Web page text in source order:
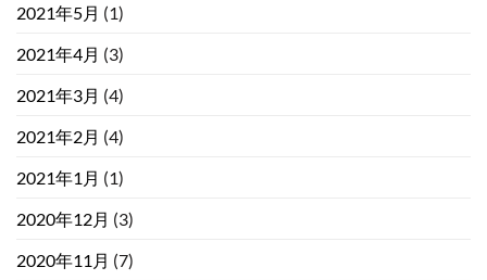
2021年5月 (1)
2021年4月 (3)
2021年3月 (4)
2021年2月 (4)
2021年1月 (1)
2020年12月 (3)
2020年11月 (7)